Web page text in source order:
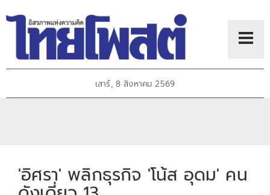
เสาร์, 8 สิงหาคม 2569
'อิศรา' พลิกธุรกิจ 'โน้ส อุดม' คน